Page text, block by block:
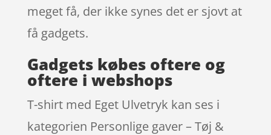
meget få, der ikke synes det er sjovt at
få gadgets.
Gadgets købes oftere og
oftere i webshops
T-shirt med Eget Ulvetryk kan ses i
kategorien Personlige gaver – Tøj &